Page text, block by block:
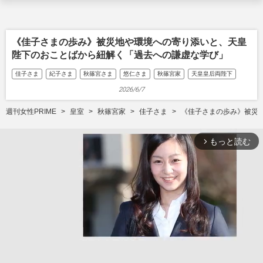
《佳子さまの歩み》被災地や環境への寄り添いと、天皇
陛下のおことばから紐解く「過去への謙虚な学び」
佳子さま 紀子さま 秋篠宮さま 悠仁さま 秋篠宮家 天皇皇后両陛下
2026/6/7
週刊女性PRIME 皇室 秋篠宮家 佳子さま 《佳子さまの歩み》被
arrow_forward_ios もっと読む